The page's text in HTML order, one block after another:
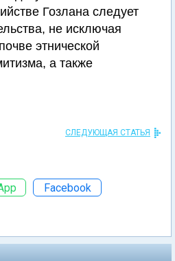
Гозлана следует
не исключая
этнической
а также
СЛЕДУЮЩАЯ СТАТЬЯ
Facebook